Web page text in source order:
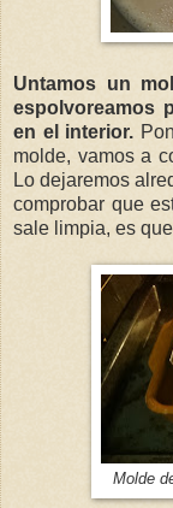
Untamos un
espolvoreamos
en el interior.
molde, vamos a
Lo dejaremos
comprobar que
sale limpia, es
Molde